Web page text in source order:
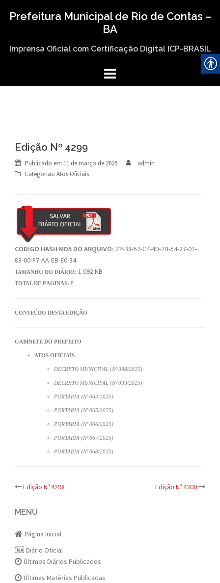
Prefeitura Municipal de Rio de Contas –
BA
Imprensa Oficial com Certificação Digital ICP-BRASIL
Edição Nº 4299
Publicado em 11 de março de 2025
admin
Categorias: Atos Oficiais
CÓDIGO HASH MD5 DO ARQUIVO: 22-B8-52-C4-4D-7B-54-27-01-
83-00-F7-AA-EB-E0-34
TAMANHO DO DIÁRIO: 1.092 KB
TOTAL DE PÁGINAS: 8
CONTEÚDO DESTA EDIÇÃO
GABINETE DO PREFEITO
ATOS OFICIAIS
DECRETO MUNICIPAL (Nº 098/2025)
DECRETO MUNICIPAL (Nº 099/2025)
PORTARIA (Nº 064/2025)
PORTARIA (Nº 065/2025)
PORTARIA (Nº 066/2025)
PORTARIA (Nº 067/2025)
PORTARIA (Nº 068/2025)
Post
navigation
Edição Nº 4298 Edição Nº 4300
MENU
Página Inicial
Diário Oficial
Últimos Diários Publicados
Últimas Matérias Publicadas